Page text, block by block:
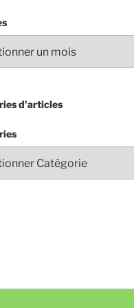
d'articles